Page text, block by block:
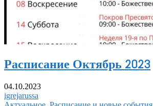
Расписание Октябрь 2023
04.10.2023
igrejarussa